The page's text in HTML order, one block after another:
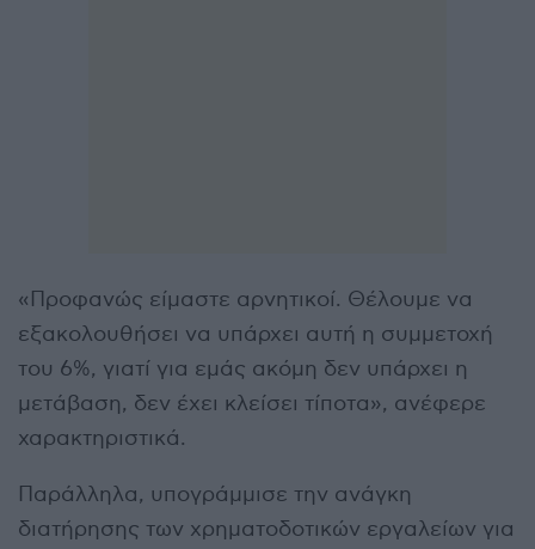
«Προφανώς είμαστε αρνητικοί. Θέλουμε να
εξακολουθήσει να υπάρχει αυτή η συμμετοχή
του 6%, γιατί για εμάς ακόμη δεν υπάρχει η
μετάβαση, δεν έχει κλείσει τίποτα», ανέφερε
χαρακτηριστικά.
Παράλληλα, υπογράμμισε την ανάγκη
διατήρησης των χρηματοδοτικών εργαλείων για